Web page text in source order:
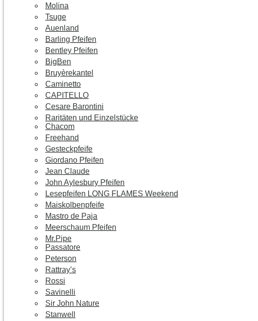
Molina
Tsuge
Auenland
Barling Pfeifen
Bentley Pfeifen
BigBen
Bruyèrekantel
Caminetto
CAPITELLO
Cesare Barontini
Raritäten und Einzelstücke
Chacom
Freehand
Gesteckpfeife
Giordano Pfeifen
Jean Claude
John Aylesbury Pfeifen
Lesepfeifen LONG FLAMES Weekend
Maiskolbenpfeife
Mastro de Paja
Meerschaum Pfeifen
Mr.Pipe
Passatore
Peterson
Rattray’s
Rossi
Savinelli
Sir John Nature
Stanwell